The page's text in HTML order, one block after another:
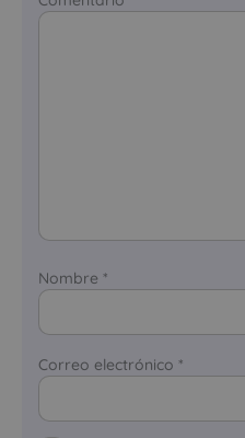
Nombre *
Correo electrónico *